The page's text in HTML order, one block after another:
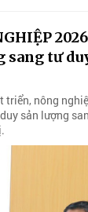
sang tư
triển, nông
sản lượng